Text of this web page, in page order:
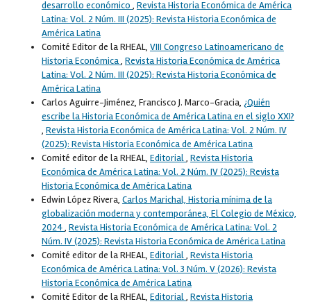
desarrollo económico , Revista Historia Económica de América
Latina: Vol. 2 Núm. III (2025): Revista Historia Económica de
América Latina
Comité Editor de la RHEAL, VIII Congreso Latinoamericano de
Historia Económica, Revista Historia Económica de América
Latina: Vol. 2 Núm. III (2025): Revista Historia Económica de
América Latina
Carlos Aguirre-Jiménez, Francisco J. Marco-Gracia, ¿Quién
escribe la Historia Económica de América Latina en el siglo XXI?
, Revista Historia Económica de América Latina: Vol. 2 Núm. IV
(2025): Revista Historia Económica de América Latina
Comité editor de la RHEAL, Editorial, Revista Historia
Económica de América Latina: Vol. 2 Núm. IV (2025): Revista
Historia Económica de América Latina
Edwin López Rivera, Carlos Marichal, Historia mínima de la
globalización moderna y contemporánea, El Colegio de México,
2024, Revista Historia Económica de América Latina: Vol. 2
Núm. IV (2025): Revista Historia Económica de América Latina
Comité editor de la RHEAL, Editorial, Revista Historia
Económica de América Latina: Vol. 3 Núm. V (2026): Revista
Historia Económica de América Latina
Comité Editor de la RHEAL, Editorial, Revista Historia